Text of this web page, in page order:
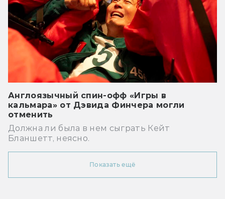
Англоязычный спин-офф «Игры в
кальмара» от Дэвида Финчера могли
отменить
Должна ли была в нем сыграть Кейт
Бланшетт, неясно.
Показать ещё